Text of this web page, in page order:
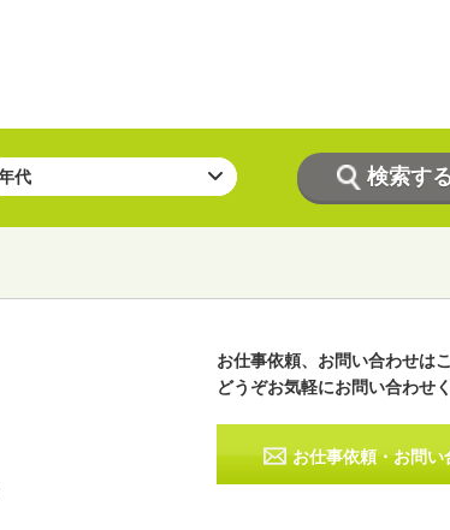
お仕事依頼、お問い合わせは
どうぞお気軽にお問い合わせく
お仕事依頼・お問い